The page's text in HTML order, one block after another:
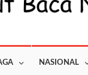
NASIONAL